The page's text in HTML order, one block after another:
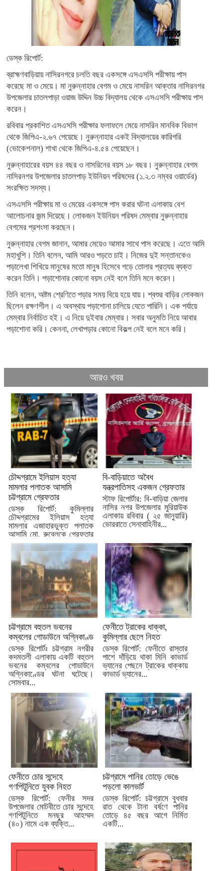
ডেস্ক রিপোর্ট:
ব্রাহ্মণবাড়িয়ায় নাসিরনগরে চলতি বছর একসঙ্গে এসএসসি পরীক্ষায় পাস
করেছে মা ও মেয়ে। মা নুরুন্নাহার বেগম ও মেয়ে নাসরিন আক্তার নাসিরনগর
উপজেলার চাতলপাড়া ওয়াজ উদ্দিন উচ্চ বিদ্যালয় থেকে এসএসসি পরীক্ষায় পাস
করেন।
রবিবার প্রকাশিত এসএসসি পরীক্ষার ফলাফলে মেয়ে নাসরিন মানবিক বিভাগ
থেকে জিপিএ-২.৬৭ পেয়েছে। নুরুন্নাহার একই বিদ্যালয়ের কারিগরি
(ভোকেশনাল) শাখা থেকে জিপিএ-৪.৫৪ পেয়েছেন।
নুরুন্নাহারের বয়স ৪৪ বছর ও নাসরিনের বয়স ১৮ বছর। নুরুন্নাহার বেগম
নাসিরনগর উপজেলার চাতলপাড় ইউনিয়ন পরিষদের (১.২.৩ নম্বর ওয়ার্ডের)
সংরক্ষিত সদস্য।
এসএসসি পরীক্ষায় মা ও মেয়ের একসঙ্গে পাস করার ঘটনা এলাকায় বেশ
আলোচনার জন্ম দিয়েছে। লোকজন ইউনিয়ন পরিষদ মেম্বার নুরুন্নাহার
বেগমের প্রশংসা করছেন।
নুরুন্নাহার বেগম জানান, আমার মেয়েও আমার সাথে পাস করেছে। এতে আমি
মহাখুশি। তিনি বলেন, আমি আরও পড়তে চাই। নিজের দুই সন্তানকেও
পড়ালেখা শিখিয়ে মানুষের মতো মানুষ হিসেবে গড়ে তোলার প্রত্যয় ব্যক্ত
করেন তিনি। পড়াশোনার কোনো বয়স নেই বলে তিনি মনে করেন।
তিনি বলেন, অষ্টম শ্রেণিতে পড়ার সময় বিয়ে হয়ে যায়। শ্বশুর বাড়ির লোকজন
ছিলেন রক্ষণশীল। এ অবস্থায় পড়াশোনা চালিয়ে যেতে পারিনি। এক পর্যায়ে
মেম্বার নির্বাচিত হই। এ নিয়ে দুইবার মেম্বার। সবার অনুমতি নিয়ে আবার
পড়াশোনা করি। কেননা, লেখাপড়ার কোনো বিকল্প নেই বলে মনে করি।
আরও খবর
চৌদ্দগ্রামে ইলিয়াস হত্যা
মামলার পলাতক আসামি
চট্টগ্রামে গ্রেফতার
ডেস্ক রিপোর্ট: কুমিল্লার
চৌদ্দগ্রামের ইলিয়াস হত্যা
মামলার এজাহারভুক্ত পলাতক
আসামি মো. রুবেলকে গ্রেফতার
করেছে র‌্যাব।...
বি-বাড়িয়াতে অবৈধ
যন্ত্রপাতিসহ একজন গ্রেফতার
স্টাফ রিপোর্টার: বি-বাড়িয়া জেলার
নাসির নগর উপজেলার মুরিয়াউক
এলাকায় রবিবার ( ২৫ জানুয়ারি)
ভোররাতে সেনাবাহিনীর...
চট্টগ্রামে বহুতল ভবনের
কম্বলের গোডাউনে অগ্নিকাণ্ড
ডেস্ক রিপোর্টঃ চট্টগ্রাম নগরীর
কদমতলী এলাকায় একটি বহুতল
ভবনের কম্বলের গোডাউনে
অগ্নিকাণ্ডের ঘটনা ঘটেছে।
সোমবার...
ফেনীতে ট্রাকের ধাক্কা,
কুমিল্লার ছেলে নিহত
ডেস্ক রিপোর্ট: ফেনীতে রাস্তার
পাশে দাঁড়িয়ে থাকা মিনি কাভার্ড
ভ্যানের পেছনে ট্রাকের ধাক্কায়
কাভার্ড ভ্যানের...
ফেনীতে চোর সন্দেহে
গণপিটুনিতে যুবক নিহত
ডেস্ক রিপোর্ট: ফেনীর সদর
উপজেলার মোটবীতে চোর সন্দেহে
গণপিটুনিতে মনছুর আহম্মদ
(৪০) নামে এক ব্যক্তি...
চট্টগ্রামে পানির তোড়ে ভেঙে
পড়লো কালভার্ট
ডেস্ক রিপোর্ট: চট্টগ্রামে বুধবার
রাত থেকে টানা বর্ষণে পানির
তোড়ে ৪৫ বছর আগে নির্মিত
একটি...